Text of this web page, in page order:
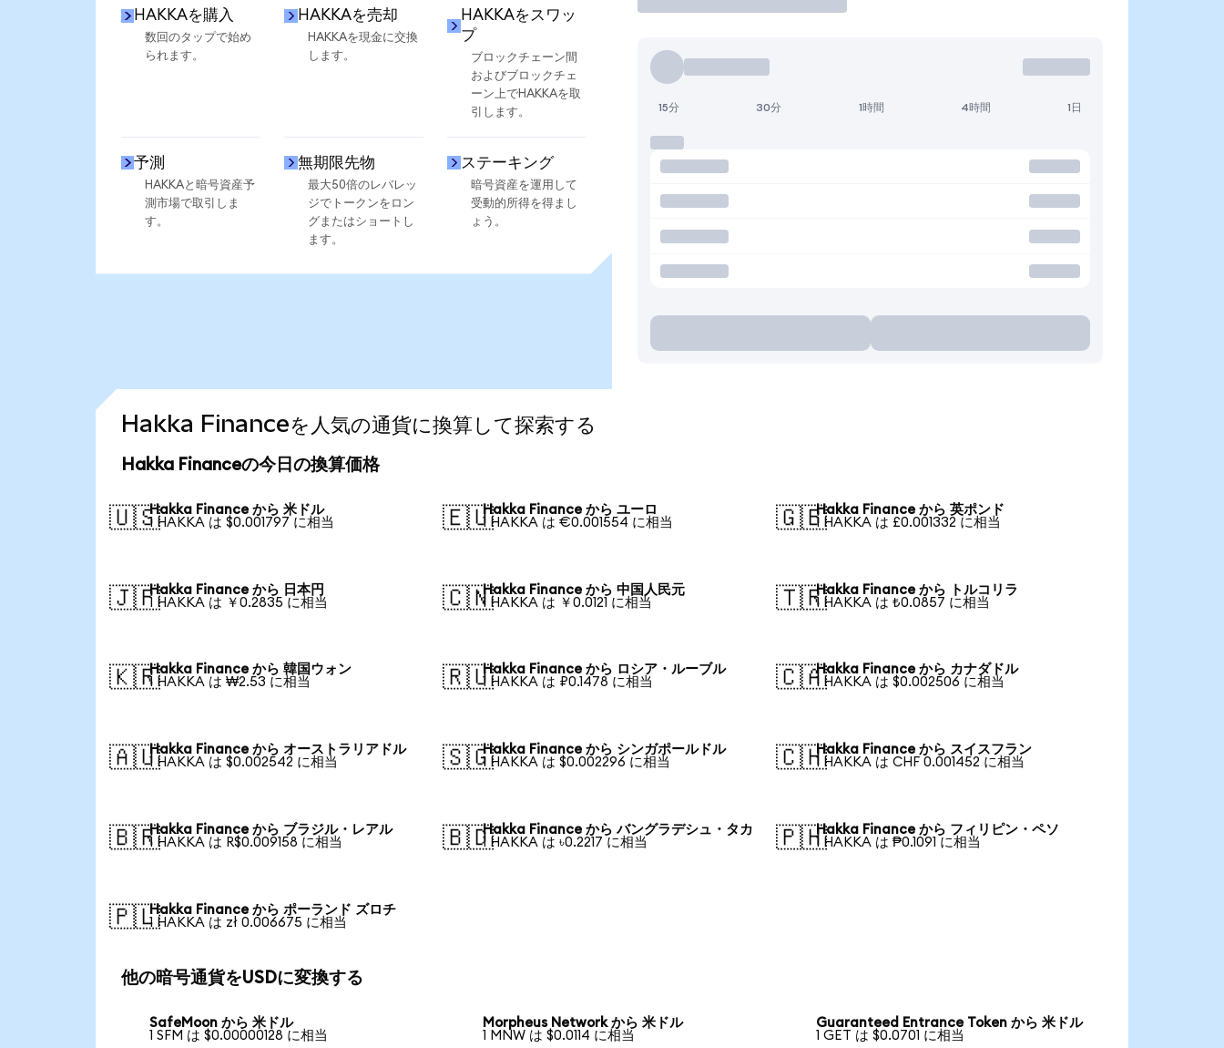
HAKKAを購入
数回のタップで始め
られます。
HAKKAを売却
HAKKAを現金に交換
します。
HAKKAをスワッ
プ
ブロックチェーン間
およびブロックチェ
ーン上でHAKKAを取
引します。
予測
HAKKAと暗号資産予
測市場で取引しま
す。
無期限先物
最大50倍のレバレッ
ジでトークンをロン
グまたはショートし
ます。
ステーキング
暗号資産を運用して
受動的所得を得まし
ょう。
15分 30分 1時間 4時間 1日
Hakka Financeを人気の通貨に換算して探索する
Hakka Financeの今日の換算価格
🇺🇸Hakka Finance から 米ドル
1 HAKKA は $0.001797 に相当
🇪🇺Hakka Finance から ユーロ
1 HAKKA は €0.001554 に相当
🇬🇧Hakka Finance から 英ポンド
1 HAKKA は £0.001332 に相当
🇯🇵Hakka Finance から 日本円
1 HAKKA は ￥0.2835 に相当
🇨🇳Hakka Finance から 中国人民元
1 HAKKA は ￥0.0121 に相当
🇹🇷Hakka Finance から トルコリラ
1 HAKKA は ₺0.0857 に相当
🇰🇷Hakka Finance から 韓国ウォン
1 HAKKA は ₩2.53 に相当
🇷🇺Hakka Finance から ロシア・ルーブル
1 HAKKA は ₽0.1478 に相当
🇨🇦Hakka Finance から カナダドル
1 HAKKA は $0.002506 に相当
🇦🇺Hakka Finance から オーストラリアドル
1 HAKKA は $0.002542 に相当
🇸🇬Hakka Finance から シンガポールドル
1 HAKKA は $0.002296 に相当
🇨🇭Hakka Finance から スイスフラン
1 HAKKA は CHF 0.001452 に相当
🇧🇷Hakka Finance から ブラジル・レアル
1 HAKKA は R$0.009158 に相当
🇧🇩Hakka Finance から バングラデシュ・タカ
1 HAKKA は ৳0.2217 に相当
🇵🇭Hakka Finance から フィリピン・ペソ
1 HAKKA は ₱0.1091 に相当
🇵🇱Hakka Finance から ポーランド ズロチ
1 HAKKA は zł 0.006675 に相当
他の暗号通貨をUSDに変換する
SafeMoon から 米ドル
1 SFM は $0.00000128 に相当
Morpheus Network から 米ドル
1 MNW は $0.0114 に相当
Guaranteed Entrance Token から 米ドル
1 GET は $0.0701 に相当